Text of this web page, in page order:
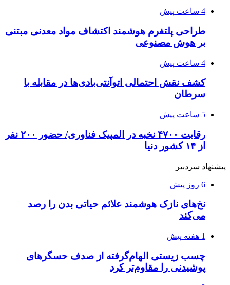
4 ساعت پیش
طراحی پلتفرم هوشمند اکتشاف مواد معدنی مبتنی
بر هوش مصنوعی
4 ساعت پیش
کشف نقش احتمالی اتوآنتی‌بادی‌ها در مقابله با
سرطان
5 ساعت پیش
رقابت ۴۷۰۰ نخبه در المپیک فناوری/ حضور ۲۰۰ نفر
از ۱۴ کشور دنیا
پیشنهاد سردبیر
6 روز پیش
نخ‌های نازک هوشمند علائم حیاتی بدن را رصد
می‌کند
1 هفته پیش
چسب زیستی الهام‌گرفته از صدف حسگرهای
پوشیدنی را مقاوم‌تر کرد